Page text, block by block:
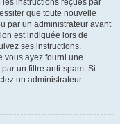
les instructions reçues par
que toute nouvelle
par un administrateur avant
est indiquée lors de
ses instructions.
vous ayez fourni une
un filtre anti-spam. Si
un administrateur.